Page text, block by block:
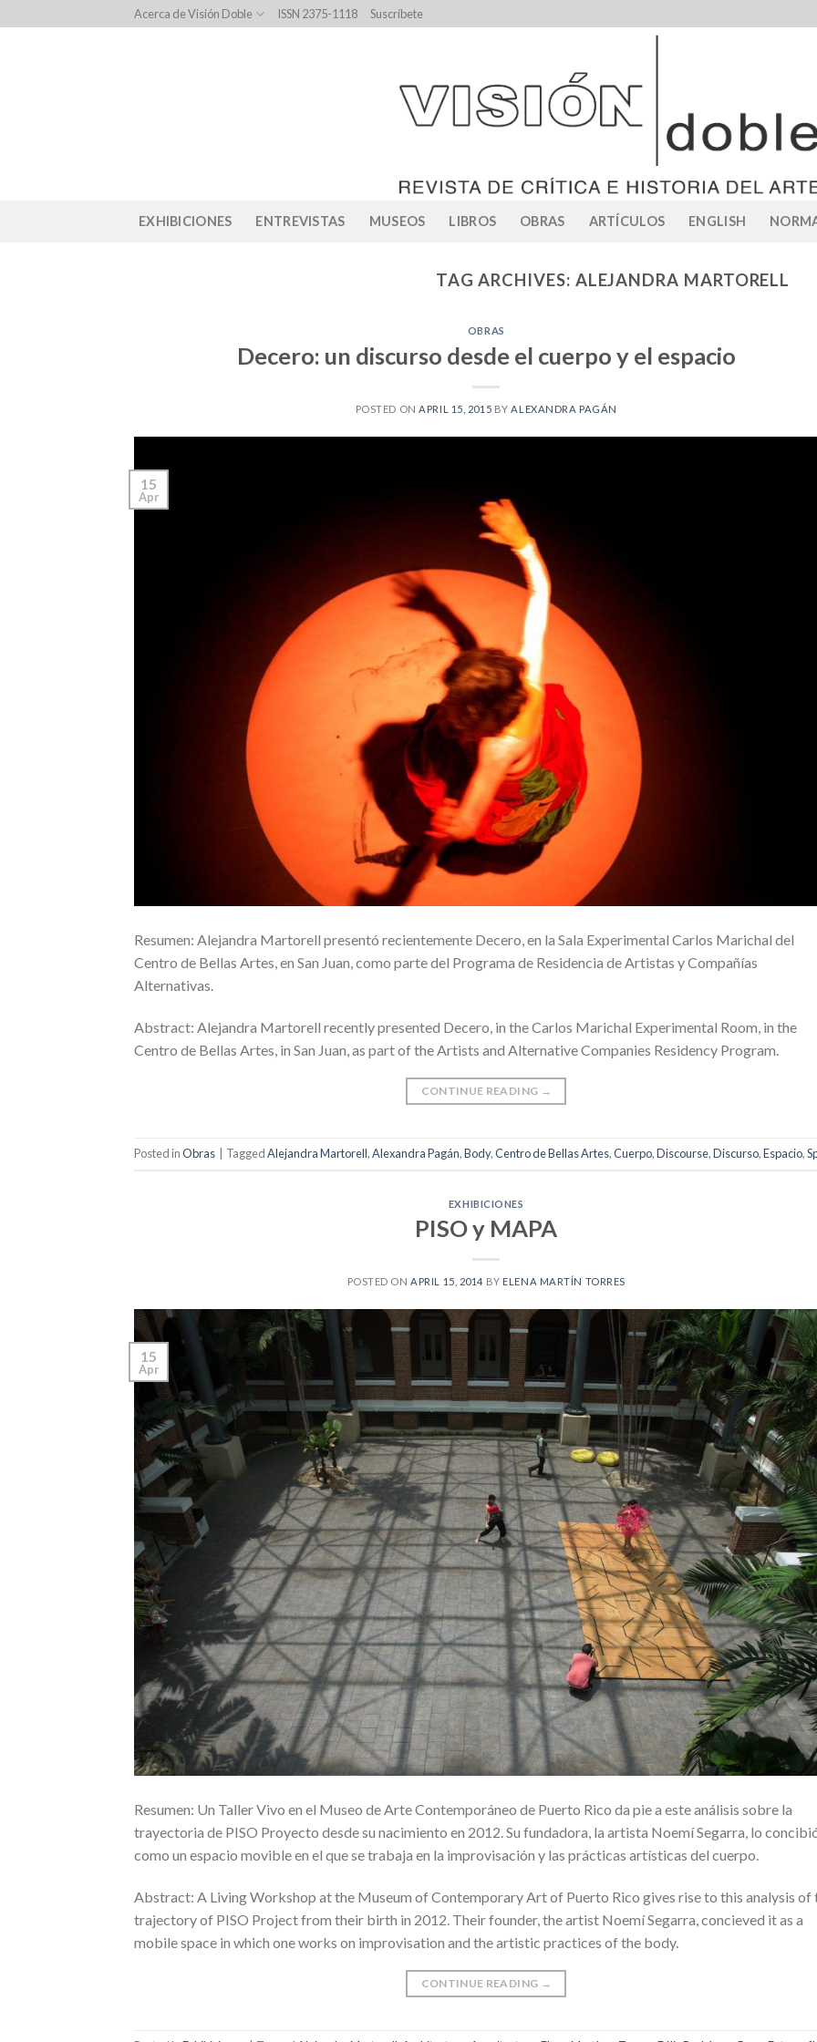
to
Acerca de Visión Doble ISSN 2375-1118 Suscríbete
EXHIBICIONES ENTREVISTAS MUSEOS LIBROS OBRAS ARTÍCULOS ENGLISH
TAG ARCHIVES: ALEJANDRA MARTORELL
OBRAS
Decero: un discurso desde el cuerpo y el espacio
POSTED ONAPRIL 15, 2015 BYALEXANDRA PAGÁN
15
Apr
Resumen: Alejandra Martorell presentó recientemente Decero, en la Sala Experimental Carlos Marichal del
Centro de Bellas Artes, en San Juan, como parte del Programa de Residencia de Artistas y Compañías
Alternativas.
Abstract: Alejandra Martorell recently presented Decero, in the Carlos Marichal Experimental Room, in the
Centro de Bellas Artes, in San Juan, as part of the Artists and Alternative Companies Residency Program.
CONTINUE READING →
Posted inObras TaggedAlejandra Martorell,Alexandra Pagán,Body,Centro de Bellas Artes,Cuerpo,Discourse,Discurso,Espacio,
EXHIBICIONES
PISO y MAPA
POSTED ONAPRIL 15, 2014 BY ELENA MARTÍN TORRES
15
Apr
Resumen: Un Taller Vivo en el Museo de Arte Contemporáneo de Puerto Rico da pie a este análisis sobre la
trayectoria de PISO Proyecto desde su nacimiento en 2012. Su fundadora, la artista Noemí Segarra, lo
como un espacio movible en el que se trabaja en la improvisación y las prácticas artísticas del cuerpo.
Abstract: A Living Workshop at the Museum of Contemporary Art of Puerto Rico gives rise to this analysis of
trajectory of PISO Project from their birth in 2012. Their founder, the artist Noemí Segarra, concieved it as a
mobile space in which one works on improvisation and the artistic practices of the body.
CONTINUE READING →